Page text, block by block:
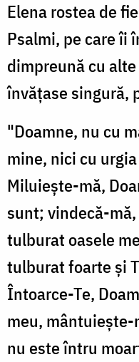
Elena rostea de
Psalmi, pe care îi
dimpreună cu
învățase singură,
"Doamne, nu cu
mine, nici cu
Miluiește-mă,
sunt; vindecă-
tulburat oasele
tulburat foarte și
Întoarce-Te,
meu, mântuiește-
nu este întru